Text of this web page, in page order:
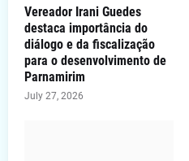
Vereador Irani Guedes
destaca importância do
diálogo e da fiscalização
para o desenvolvimento de
Parnamirim
July 27, 2026